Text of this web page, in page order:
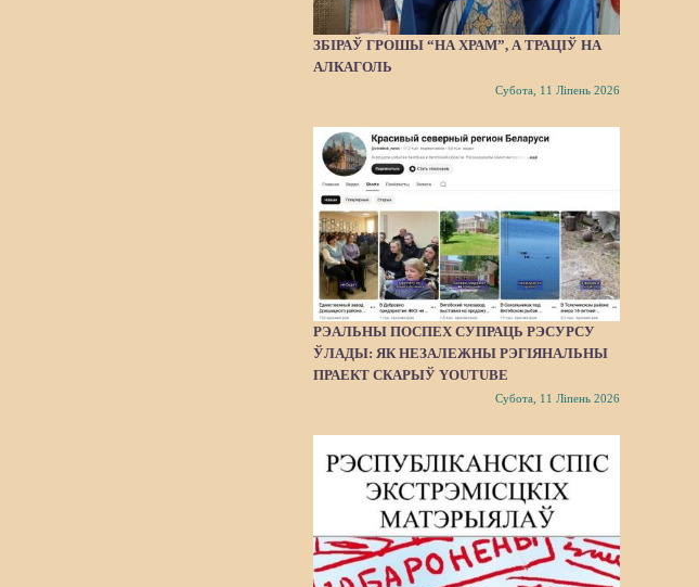
ЗБІРАЎ ГРОШЫ “НА ХРАМ”, А ТРАЦІЎ НА
АЛКАГОЛЬ
Субота, 11 Ліпень 2026
РЭАЛЬНЫ ПОСПЕХ СУПРАЦЬ РЭСУРСУ
ЎЛАДЫ: ЯК НЕЗАЛЕЖНЫ РЭГІЯНАЛЬНЫ
ПРАЕКТ СКАРЫЎ YOUTUBE
Субота, 11 Ліпень 2026